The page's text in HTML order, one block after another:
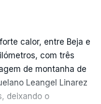
calor, entre Beja e
com três
de montanha de
Leangel Linarez
deixando o